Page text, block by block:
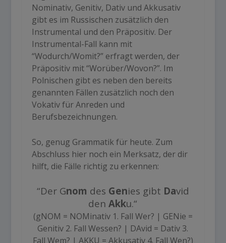
Nominativ, Genitiv, Dativ und Akkusativ
gibt es im Russischen zusätzlich den
Instrumental und den Präpositiv. Der
Instrumental-Fall kann mit
“Wodurch/Womit?” erfragt werden, der
Präpositiv mit “Worüber/Wovon?”. Im
Polnischen gibt es neben den bereits
genannten Fällen zusätzlich noch den
Vokativ für Anreden und
Berufsbezeichnungen.
So, genug Grammatik für heute. Zum
Abschluss hier noch ein Merksatz, der dir
hilft, die Fälle richtig zu erkennen:
“Der Gnom des Genies gibt David
denAkku.“
(gNOM = NOMinativ 1. Fall Wer? | GENie =
Genitiv 2. Fall Wessen? | DAvid = Dativ 3.
Fall Wem? | AKKU = Akkusativ 4. Fall Wen?)